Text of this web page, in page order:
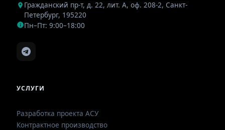
Гражданский пр-т, д. 22, лит. А, оф. 208-2, Санкт-
Петербург, 195220
Пн–Пт: 9:00–18:00
УСЛУГИ
Разработка проекта АСУ
Контрактное производство